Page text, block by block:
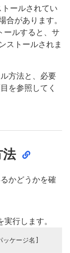
ールされてい
合があります。
ールすると、サ
ストールされま
方法と、必要
を参照してく
法
かどうかを確
行します。
ージ名]